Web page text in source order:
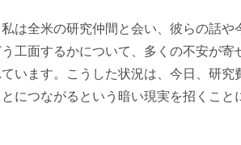
は全米の研究仲間と会い、彼らの話や
工面するかについて、多くの不安が寄
います。こうした状況は、今日、研究
につながるという暗い現実を招くこと